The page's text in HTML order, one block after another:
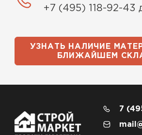
+7 (495) 118-92-43
УЗНАТЬ НАЛИЧИЕ
БЛИЖАЙШЕМ
7